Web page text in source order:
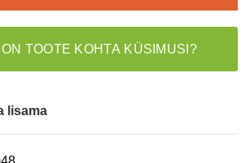
TOOTE KOHTA KÜSIMUSI?
lisama